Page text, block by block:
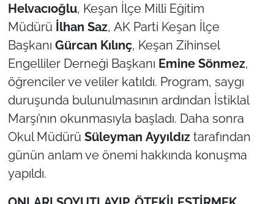
Helvacıoğlu, Keşan İlçe Milli Eğitim
Müdürü İlhan Saz, AK Parti Keşan İlçe
Başkanı Gürcan Kılınç, Keşan Zihinsel
Engelliler Derneği Başkanı Emine Sönmez,
öğrenciler ve veliler katıldı. Program, saygı
duruşunda bulunulmasının ardından İstiklal
Marşı’nın okunmasıyla başladı. Daha sonra
Okul Müdürü Süleyman Ayyıldıztarafından
günün anlam ve önemi hakkında konuşma
yapıldı.
TÜRKİYE
Bölge
Güvenlik
Genel
Politika
Flaş Haber
Dış Haberler